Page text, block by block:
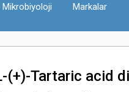
Mikrobiyoloji Markalar
(+)-Tartaric acid